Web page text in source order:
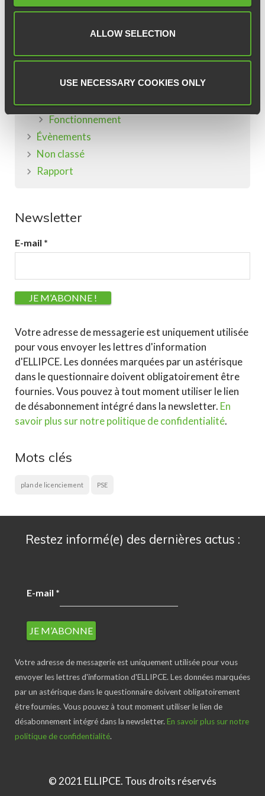
ALLOW SELECTION
USE NECESSARY COOKIES ONLY
Actualités
COVID-19
CSE
ASC
Fonctionnement
Évènements
Non classé
Rapport
Newsletter
E-mail *
Votre adresse de messagerie est uniquement utilisée
pour vous envoyer les lettres d'information
d'ELLIPCE. Les données marquées par un astérisque
dans le questionnaire doivent obligatoirement être
fournies. Vous pouvez à tout moment utiliser le lien
de désabonnement intégré dans la newsletter. En
savoir plus sur notre politique de confidentialité.
Mots clés
plan de licenciement PSE
Restez informé(e) des dernières actus :
E-mail *
Votre adresse de messagerie est uniquement utilisée pour vous
envoyer les lettres d'information d'ELLIPCE. Les données marquées
par un astérisque dans le questionnaire doivent obligatoirement
être fournies. Vous pouvez à tout moment utiliser le lien de
désabonnement intégré dans la newsletter. En savoir plus sur notre
politique de confidentialité.
© 2021 ELLIPCE. Tous droits réservés